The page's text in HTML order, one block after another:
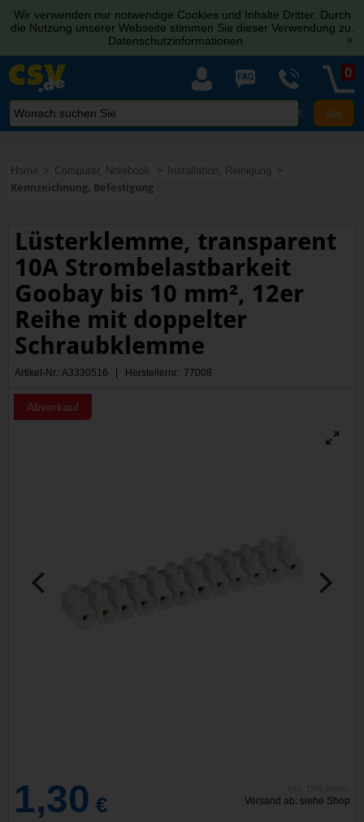
Wir verwenden nur notwendige Cookies und Inhalte Dritter. Durch
die Nutzung unserer Webseite stimmen Sie dieser Verwendung zu.
Datenschutzinformationen
[x]
X
0
Home Computer, Notebook
Installation, Reinigung
Kennzeichnung, Befestigung
Lüsterklemme, transparent
10A Strombelastbarkeit
Goobay bis 10 mm², 12er
Reihe mit doppelter
Schraubklemme
Artikel-Nr.: A3330516 | Herstellernr.: 77008
Abverkauf
1,30 € Versand ab: siehe Shop